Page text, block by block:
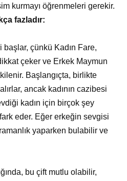
kurmayı öğrenmeleri gerekir.
fazladır:
çünkü Kadın Fare,
çeker ve Erkek Maymun
Başlangıçta, birlikte
ancak kadının cazibesi
kadın için birçok şey
eder. Eğer erkeğin sevgisi
yaparken bulabilir ve
bu çift mutlu olabilir,